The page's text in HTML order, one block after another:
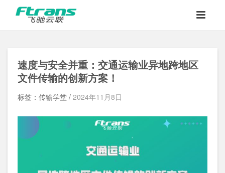
速度与安全并重：交通运输业异地跨地区
文件传输的创新方案！
标签：传输学堂 / 2024年11月8日